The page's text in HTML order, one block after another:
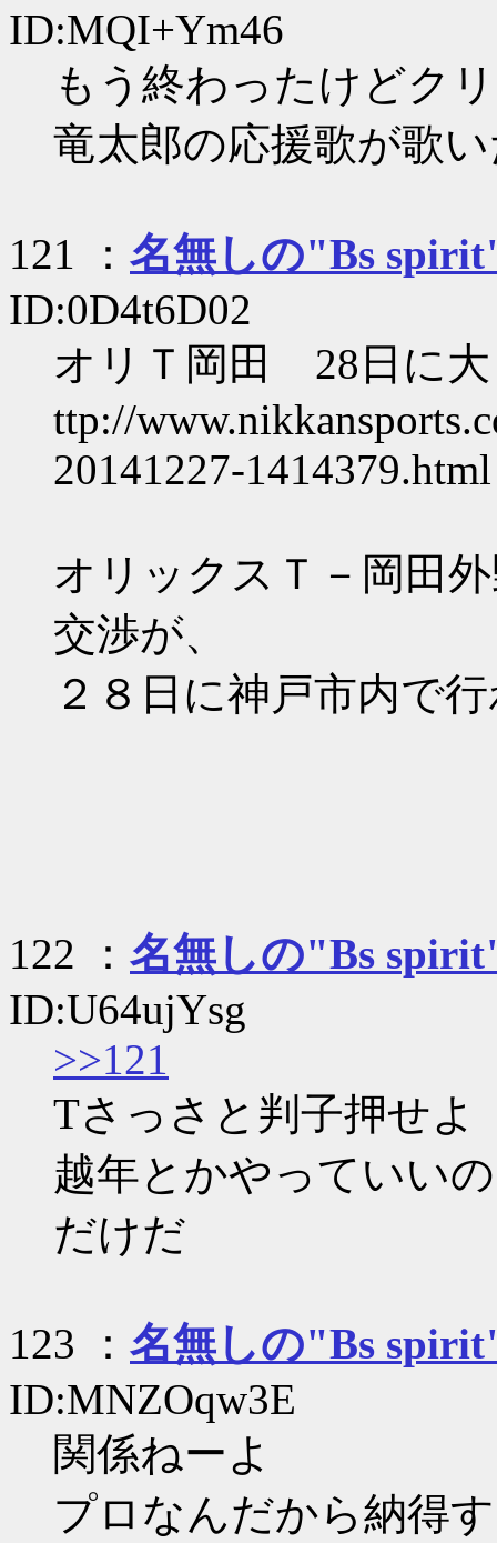
ID:MQI+Ym46
もう終わったけどク
竜太郎の応援歌が歌
121 ： 名無しの"Bs
ID:0D4t6D02
オリＴ岡田 28日に大
ttp://
20141227-1414379.html
オリックスＴ－岡田
交渉が、
２８日に神戸市内で
122 ： 名無しの"Bs
ID:U64ujYsg
>>121
Tさっさと判子押せよ
越年とかやっていい
だけだ
123 ： 名無しの"Bs
ID:MNZOqw3E
関係ねーよ
プロなんだから納得